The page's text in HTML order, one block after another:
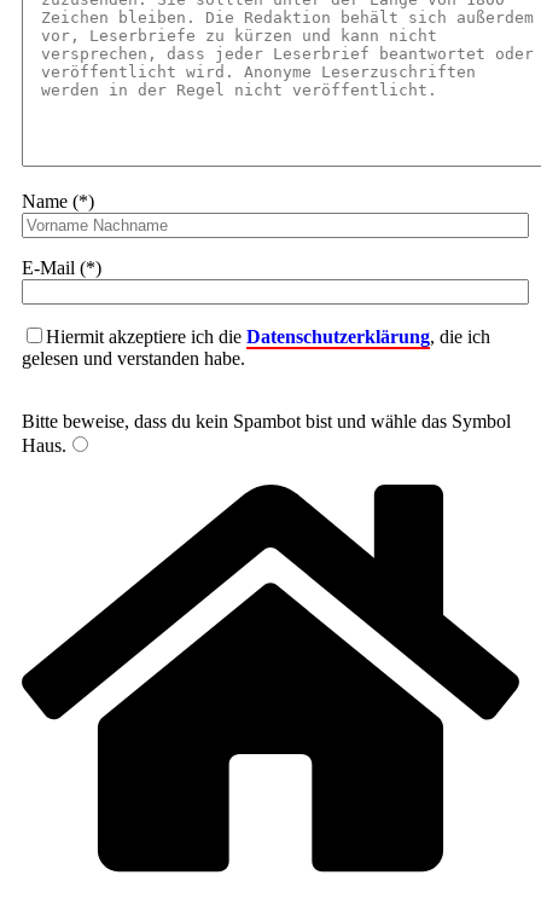
Name (*)
E-Mail (*)
Hiermit akzeptiere ich die Datenschutzerklärung, die ich
gelesen und verstanden habe.
Bitte beweise, dass du kein Spambot bist und wähle das Symbol
Haus.